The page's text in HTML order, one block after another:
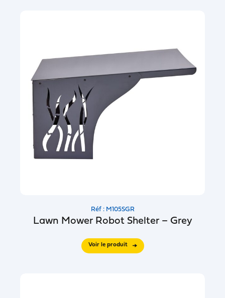
Réf : M105SGR
Lawn Mower Robot Shelter – Grey
Voir le produit